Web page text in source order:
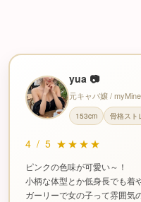
yua 📷
元キャバ嬢 /
153cm 骨格スト
4 / 5 ★★★★
ピンクの色味が可愛い～！
小柄な体型とか低身長でも着
ガーリーで女の子って雰囲気